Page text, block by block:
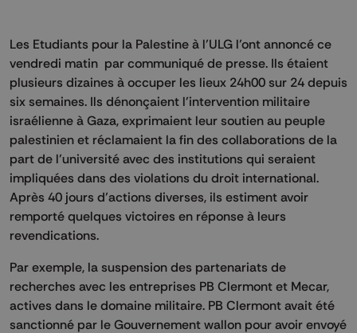
Les Etudiants pour la Palestine à l’ULG l’ont annoncé ce
vendredi matin par communiqué de presse. Ils étaient
plusieurs dizaines à occuper les lieux 24h00 sur 24 depuis
six semaines. Ils dénonçaient l’intervention militaire
israélienne à Gaza, exprimaient leur soutien au peuple
palestinien et réclamaient la fin des collaborations de la
part de l’université avec des institutions qui seraient
impliquées dans des violations du droit international.
Après 40 jours d’actions diverses, ils estiment avoir
remporté quelques victoires en réponse à leurs
revendications.
Par exemple, la suspension des partenariats de
recherches avec les entreprises PB Clermont et Mecar,
actives dans le domaine militaire. PB Clermont avait été
sanctionné par le Gouvernement wallon pour avoir envoyé